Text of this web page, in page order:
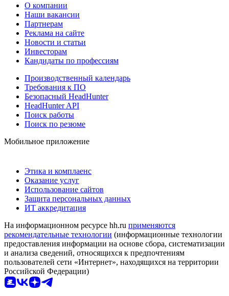
О компании
Наши вакансии
Партнерам
Реклама на сайте
Новости и статьи
Инвесторам
Кандидаты по профессиям
Производственный календарь
Требования к ПО
Безопасный HeadHunter
HeadHunter API
Поиск работы
Поиск по резюме
Мобильное приложение
Этика и комплаенс
Оказание услуг
Использование сайтов
Защита персональных данных
ИТ аккредитация
На информационном ресурсе hh.ru применяются
рекомендательные технологии (информационные технологии
предоставления информации на основе сбора, систематизации
и анализа сведений, относящихся к предпочтениям
пользователей сети «Интернет», находящихся на территории
Российской Федерации)